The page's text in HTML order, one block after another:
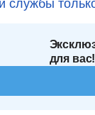
службы
для